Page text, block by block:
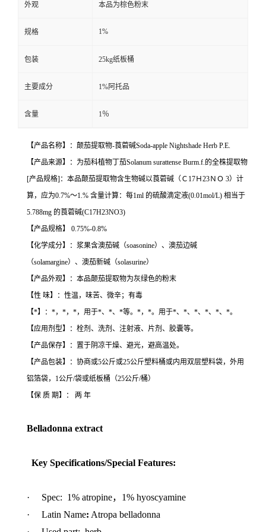
外观 本品为棕色粉末
规格 1%
包装 25kg纸板桶
主要成分 1%阿托品
含量 1％
【产品名称】：颠茄提取物-莨菪碱Soda-apple Nightshade Herb P.E.
【产品来源】：为茄科植物丁茄Solanum surattense Burm.f.的全株提取物
[产品规格]：本品颠茄提取物含生物碱以莨菪碱（Ｃ17Ｈ23ＮＯ 3）计
算，应为0.7%～1.% 含量计算：每1ml 的硫酸滴定液(0.01mol/L) 相当于
5.788mg 的莨菪碱(C17H23NO3)
【产品规格】 0.75%-0.8%
【化学成分】：浆果含澳茄碱（soasonine）、澳茄边碱
（solamargine）、澳茄新碱（solasurine）
【产品外观】：本品颠茄提取物为灰绿色的粉末
【性 味】：性温，味苦、微辛；有毒
【*】：*，*，*，用于*、*、*等。*，*。用于*、*、*、*、*、*。
【应用剂型】：栓剂、洗剂、注射液、片剂、胶囊等。
【产品保存】：置于阴凉干燥、避光，避高温处。
【产品包装】：协商或5公斤或25公斤塑料桶或内用双层塑料袋，外用
铝箔袋，1公斤/袋或纸板桶（25公斤/桶）
【保 质 期】： 两 年
Belladonna extract
Key Specifications/Special Features:
· Spec: 1% atropine，1% hyoscyamine
· Latin Name: Atropa belladonna